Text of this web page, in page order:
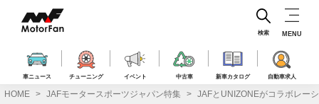
ス
車ニュース チューニング イベント 中古車 新車カタログ 自動車求人
検索 MENU
HOME JAFモータースポーツジャパン特集 JAFとUNIZONEがコラボレー